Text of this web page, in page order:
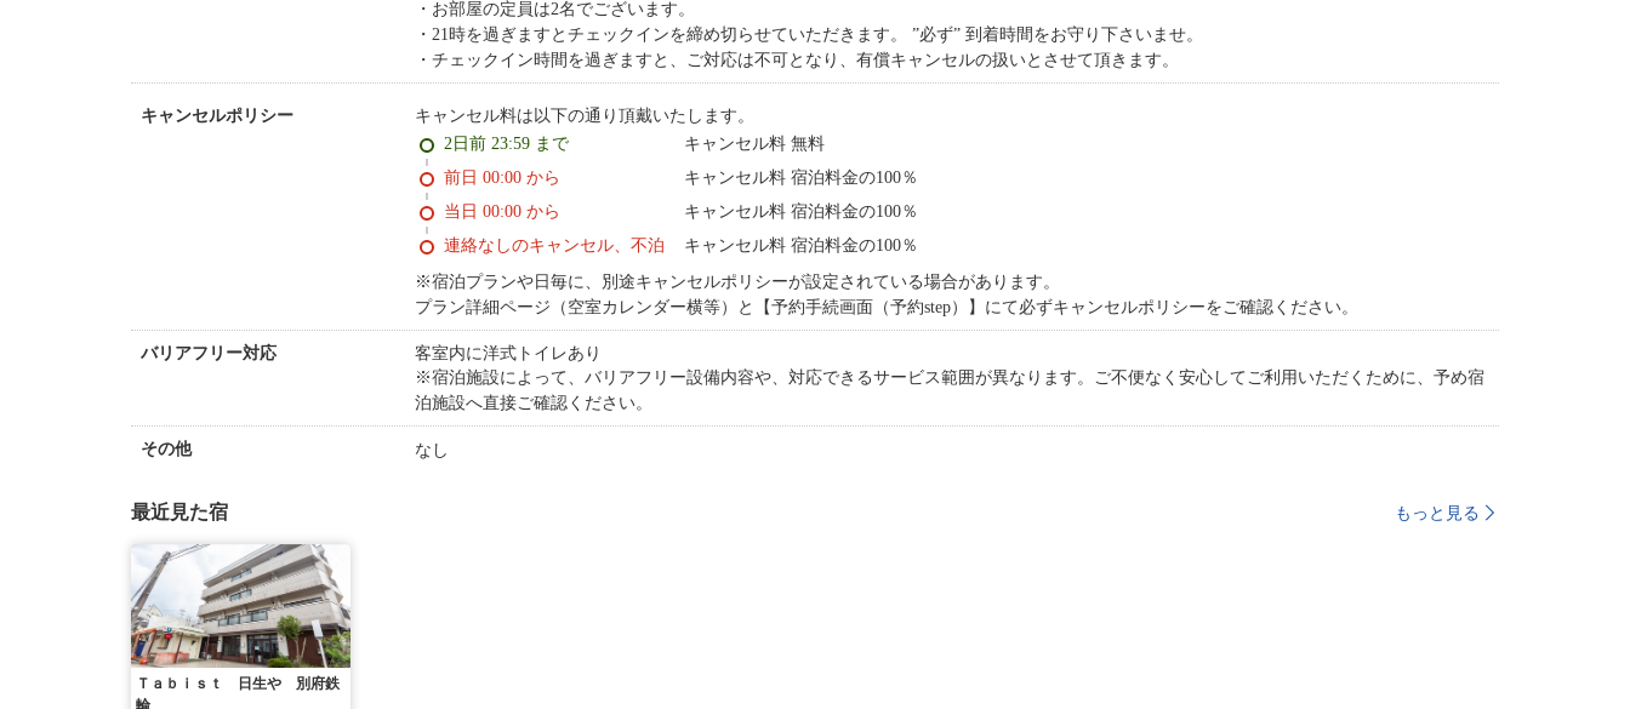
お部屋の定員は2名でございます。
21時を過ぎますとチェックインを締め切らせていただきます。 ”必ず” 到着時間をお守り下さいませ。
チェックイン時間を過ぎますと、ご対応は不可となり、有償キャンセルの扱いとさせて頂きます。
キャンセルポリシー キャンセル料は以下の通り頂戴いたします。
2日前 23:59 まで
キャンセル料 無料
前日 00:00 から
キャンセル料 宿泊料金の100％
当日 00:00 から
キャンセル料 宿泊料金の100％
連絡なしのキャンセル、不泊
キャンセル料 宿泊料金の100％
※宿泊プランや日毎に、別途キャンセルポリシーが設定されている場合があります。
プラン詳細ページ（空室カレンダー横等）と【予約手続画面（予約step）】にて必ずキャンセルポリシーをご確認ください。
バリアフリー対応
客室内に洋式トイレあり
※宿泊施設によって、バリアフリー設備内容や、対応できるサービス範囲が異なります。ご不便なく安心してご利用いただくために、予め宿
泊施設へ直接ご確認ください。
その他 なし
最近見た宿 もっと見る
Ｔａｂｉｓｔ 日生や 別府鉄